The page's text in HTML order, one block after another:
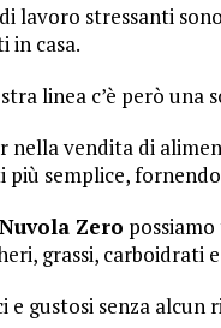
lavoro stressanti
in casa.
linea c’è però una
nella vendita di
semplice,
Nuvola Zero
grassi, carboidrati
gustosi senza alcun